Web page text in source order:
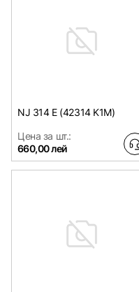
NJ 314 E (42314 K1M)
Цена за шт.:
660,00 лей